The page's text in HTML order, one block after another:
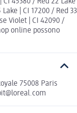
Lake | CI 17200 / Red 33
Violet | CI 42090 /
online possono
75008 Paris